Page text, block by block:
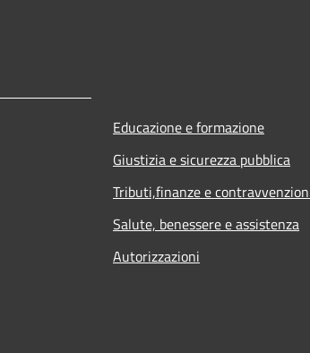
Educazione e formazione
Giustizia e sicurezza pubblica
Tributi,finanze e
Salute, benessere e assistenza
Autorizzazioni